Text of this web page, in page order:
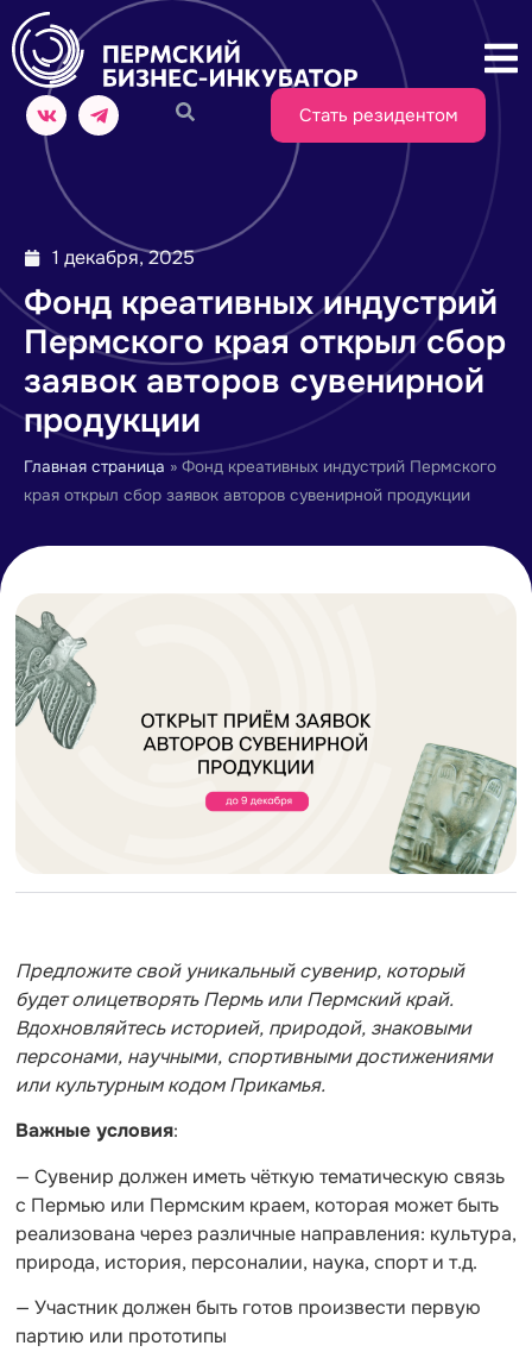
Стать резидентом
1 декабря, 2025
Фонд креативных индустрий
Пермского края открыл сбор
заявок авторов сувенирной
продукции
Главная страница » Фонд креативных индустрий Пермского
края открыл сбор заявок авторов сувенирной продукции
Предложите свой уникальный сувенир, который
будет олицетворять Пермь или Пермский край.
Вдохновляйтесь историей, природой, знаковыми
персонами, научными, спортивными достижениями
или культурным кодом Прикамья.
Важные условия:
— Сувенир должен иметь чёткую тематическую связь
с Пермью или Пермским краем, которая может быть
реализована через различные направления: культура,
природа, история, персоналии, наука, спорт и т.д.
— Участник должен быть готов произвести первую
партию или прототипы